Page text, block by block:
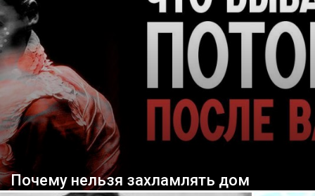
Почему нельзя захламлять дом